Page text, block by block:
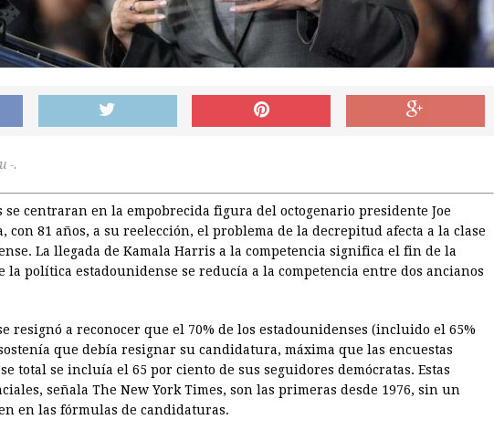
-.
se centraran en la empobrecida figura del octogenario presidente Joe
con 81 años, a su reelección, el problema de la decrepitud afecta a la clase
La llegada de Kamala Harris a la competencia significa el fin de la
la política estadounidense se reducía a la competencia entre dos ancianos
resignó a reconocer que el 70% de los estadounidenses (incluido el 65%
que debía resignar su candidatura, máxima que las encuestas
total se incluía el 65 por ciento de sus seguidores demócratas. Estas
señala The New York Times, son las primeras desde 1976, sin un
en las fórmulas de candidaturas.